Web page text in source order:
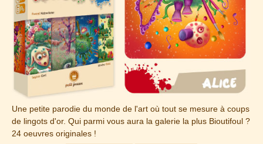
Une petite parodie du monde de l'art où tout se mesure à coups
de lingots d'or. Qui parmi vous aura la galerie la plus Bioutifoul ?
24 oeuvres originales !